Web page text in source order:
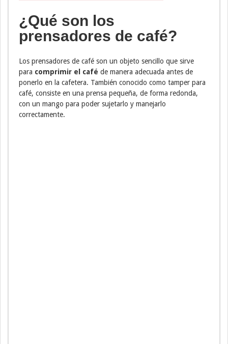
¿Qué son los
prensadores de café?
Los prensadores de café son un objeto sencillo que sirve
para comprimir el café de manera adecuada antes de
ponerlo en la cafetera. También conocido como tamper para
café, consiste en una prensa pequeña, de forma redonda,
con un mango para poder sujetarlo y manejarlo
correctamente.